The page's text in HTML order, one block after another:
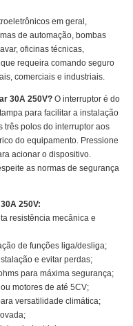
em geral,
de automação, bombas
oficinas técnicas,
requeira comando seguro
comerciais e industriais.
30A 250V? O interruptor é do
para facilitar a instalação
três polos do interruptor aos
do equipamento. Pressione
acionar o dispositivo.
as normas de segurança
250V:
resistência mecânica e
de funções liga/desliga;
e evitar perdas;
para máxima segurança;
motores de até 5CV;
versatilidade climática;